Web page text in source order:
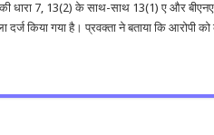
धारा 7, 13(2) के साथ-साथ 13(1) ए और
किया गया है। प्रवक्ता ने बताया कि आरोपी